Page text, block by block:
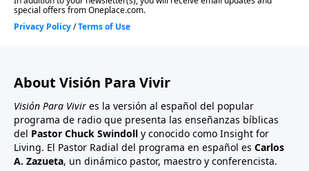
About Visión Para Vivir
Visión Para Vivir es la versión al español del popular
programa de radio que presenta las enseñanzas bíblicas
del Pastor Chuck Swindoll y conocido como Insight for
Living. El Pastor Radial del programa en español es Carlos
A. Zazueta, un dinámico pastor, maestro y conferencista.